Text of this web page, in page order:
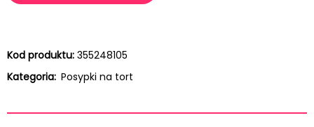
Kod produktu: 355248105
Kategoria: Posypki na tort